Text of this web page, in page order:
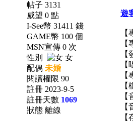
帖子 3131
威望 0 點
I-See幣 31411 錢
GAME幣 100 個
MSN宣傳 0 次
性別
女
配偶 未婚
閱讀權限 90
註冊 2023-9-5
註冊天數 1069
狀態 離線
遊